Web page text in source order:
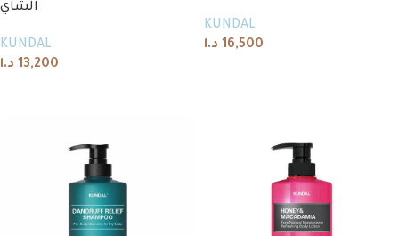
الشاي
KUNDAL
13,200 د.ا
KUNDAL
16,500 د.ا